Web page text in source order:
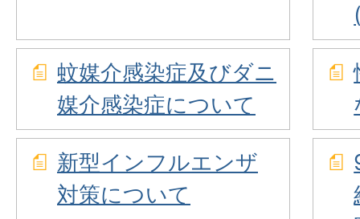
蚊媒介感染症及びダニ
媒介感染症について
新型インフルエンザ
対策について